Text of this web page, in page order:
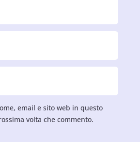
email e sito web in questo
volta che commento.